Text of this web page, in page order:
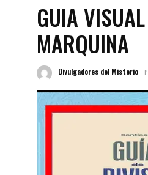
GUIA
MARQUINA
Divulgadores del Misterio